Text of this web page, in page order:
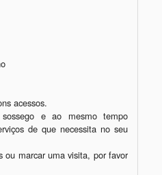
acessos.
e ao mesmo tempo
de que necessita no seu
ou marcar uma visita, por favor